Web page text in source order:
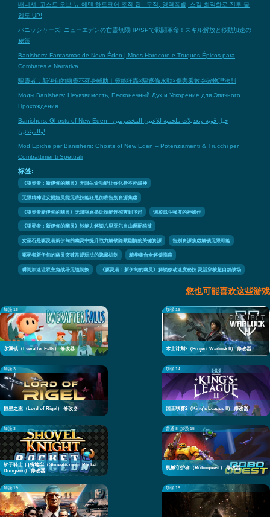
배니셔: 고스트 오브 뉴 에덴 하드코어 조작 팁 - 무적, 영력폭발, 스킬 최적화로 전투 몰
입도 UP!
バニッシャーズ: ニューエデンの亡霊無限HP/SPで戦闘革命！スキル解放と移動加速の
秘策
Banishers: Fantasmas de Novo Éden | Mods Hardcore e Truques Épicos para
Combates e Narrativa
驅靈者：新伊甸的幽靈不死身輔助｜靈能狂轟×驅逐條永動×傷害乘數突破物理法則
Моды Banishers: Неуязвимость, Бесконечный Дух и Ускорение для Эпичного
Прохождения
Banishers: Ghosts of New Eden - حيل قوية وتعديلات ملحمية للاعبين المخضرمين
والمبتدئين!
Mod Epiche per Banishers: Ghosts of New Eden – Potenziamenti & Trucchi per
Combattimenti Spettrali
标签:
《驱灵者：新伊甸的幽灵》无限生命功能让你化身不死战神
无限精神让安提娅灵能无底技能狂甩彻底告别资源焦虑
《驱灵者新伊甸的幽灵》无限驱逐条让技能连招爽到飞起 调校战斗强度的神操作
《驱灵者：新伊甸的幽灵》钞能力解锁八里亚尔自由调配秘技
女巫石是驱灵者新伊甸的幽灵中提升战力解锁隐藏剧情的关键资源 告别资源焦虑解锁无限可能
驱灵者新伊甸的幽灵突破常规玩法的隐藏机制 精华集合全解锁指南
瞬间加速让双主角战斗无缝切换 《驱灵者：新伊甸的幽灵》解锁移动速度秘技 灵活穿梭超自然战场
您也可能喜欢这些游戏
加强 16
永瀑镇（Everafter Falls） 修改器
加强 15
术士计划2（Project Warlock II） 修改器
加强 3
恒星之主（Lord of Rigel） 修改器
加强 14
国王联赛2（King's League II） 修改器
加强 3
铲子骑士:口袋地牢（Shovel Knight Pocket
Dungeon） 修改器
普通 8 加强 15
机械守护者（Roboquest） 修改器
加强 19 加强 18